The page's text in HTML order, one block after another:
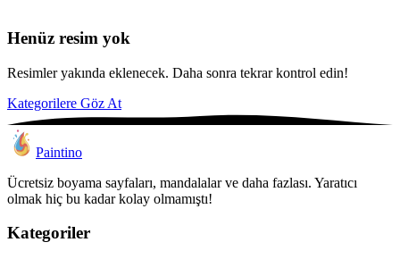
Henüz resim yok
Resimler yakında eklenecek. Daha sonra tekrar kontrol edin!
Kategorilere Göz At
Paintino
Ücretsiz boyama sayfaları, mandalalar ve daha fazlası. Yaratıcı
olmak hiç bu kadar kolay olmamıştı!
Kategoriler